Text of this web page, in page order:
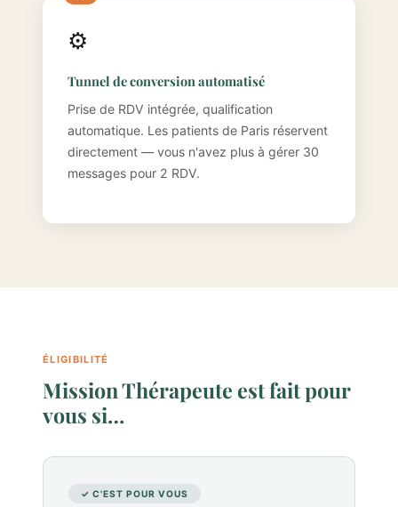
⚙️
Tunnel de conversion automatisé
Prise de RDV intégrée, qualification
automatique. Les patients de Paris réservent
directement — vous n'avez plus à gérer 30
messages pour 2 RDV.
ÉLIGIBILITÉ
Mission Thérapeute est fait pour
vous si…
✓ C'EST POUR VOUS